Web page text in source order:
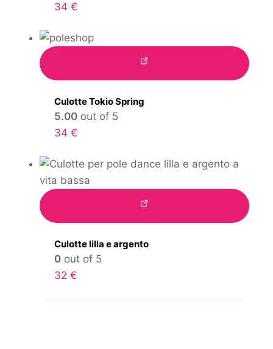
34 €
Culotte Tokio Spring
5.00out of 5
34 €
Culotte lilla e argento
0out of 5
32 €